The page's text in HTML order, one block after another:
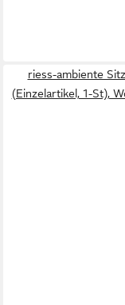
riess-ambiente
(Einzelartikel, 1-St),